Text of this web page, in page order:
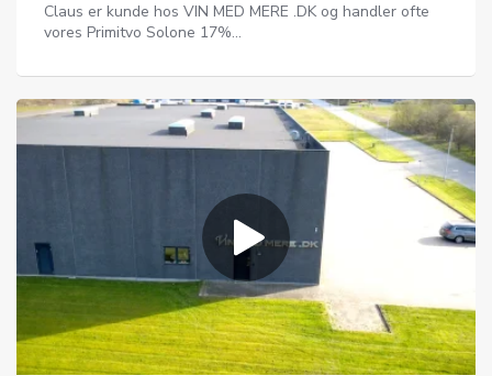
Claus er kunde hos VIN MED MERE .DK og handler ofte
vores Primitvo Solone 17%...